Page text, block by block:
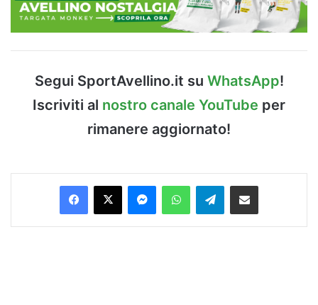
Segui SportAvellino.it su WhatsApp!
Iscriviti al nostro canale YouTube per
rimanere aggiornato!
Facebook
X MessengerWhatsAppTelegramCondividi via Email